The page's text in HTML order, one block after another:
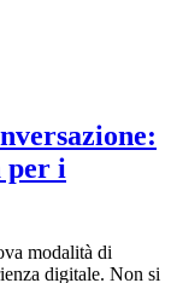
per i
modalità di
digitale. Non si